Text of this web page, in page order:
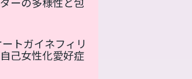
トガイネフィリ
己女性化愛好症